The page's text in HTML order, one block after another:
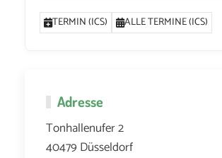
TERMIN (ICS) ALLE TERMINE (ICS)
Adresse
Tonhallenufer 2
40479 Düsseldorf